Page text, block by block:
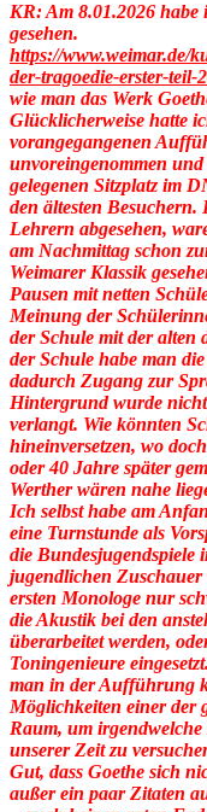
KR:Am 8.01.2026
gesehen.
https://www.weimar.de/
der-tragoedie-erster-teil-
wie man das Werk
Glücklicherweise hatte
vorangegangenen
unvoreingenommen
gelegenen Sitzplatz im
den ältesten Besuchern.
Lehrern abgesehen,
am Nachmittag schon
Weimarer Klassik
Pausen mit netten
Meinung der
der Schule mit der alten
der Schule habe man
dadurch Zugang zur
Hintergrund wurde
verlangt. Wie könnten
hineinversetzen, wo
oder 40 Jahre später
Werther wären nahe
Ich selbst habe am
eine Turnstunde als
die Bundesjugendspiele
jugendlichen Zuschauer
ersten Monologe nur
die Akustik bei den
überarbeitet werden,
Toningenieure
man in der Aufführung
Möglichkeiten einer der
Raum, um
unserer Zeit zu
Gut, dass Goethe sich
außer ein paar Zitaten